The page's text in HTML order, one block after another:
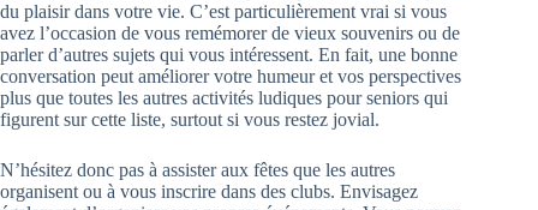
du plaisir dans votre vie. C’est particulièrement vrai si vous
avez l’occasion de vous remémorer de vieux souvenirs ou de
parler d’autres sujets qui vous intéressent. En fait, une bonne
conversation peut améliorer votre humeur et vos perspectives
plus que toutes les autres activités ludiques pour seniors qui
figurent sur cette liste, surtout si vous restez jovial.
N’hésitez donc pas à assister aux fêtes que les autres
organisent ou à vous inscrire dans des clubs. Envisagez